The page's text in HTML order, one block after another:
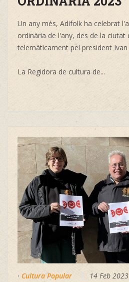
Un any més, Adifolk ha celebrat
ordinària de l'any, des de la ciutat
telemàticament pel president Ivan
La Regidora de cultura de...
· Cultura Popular 14 Feb 2023